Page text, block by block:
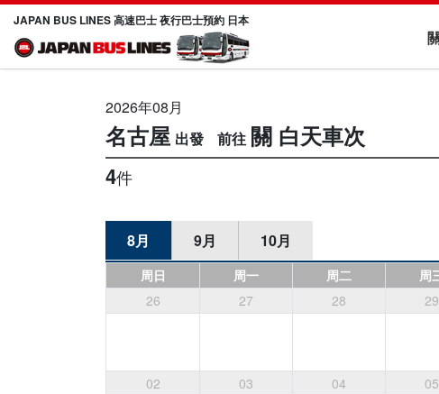
JAPAN BUS LINES 高速巴士 夜行巴士預約 日本
2026年08月
名古屋 關 白天車次
4件
8月 9月 10月
周日 周一 周二 周
26
27 28 29
02 03 04 05